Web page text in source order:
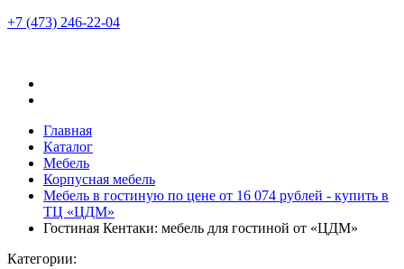
+7 (473) 246-22-04
Главная
Каталог
Мебель
Корпусная мебель
Мебель в гостиную по цене от 16 074 рублей - купить в
ТЦ «ЦДМ»
Гостиная Кентаки: мебель для гостиной от «ЦДМ»
Категории: